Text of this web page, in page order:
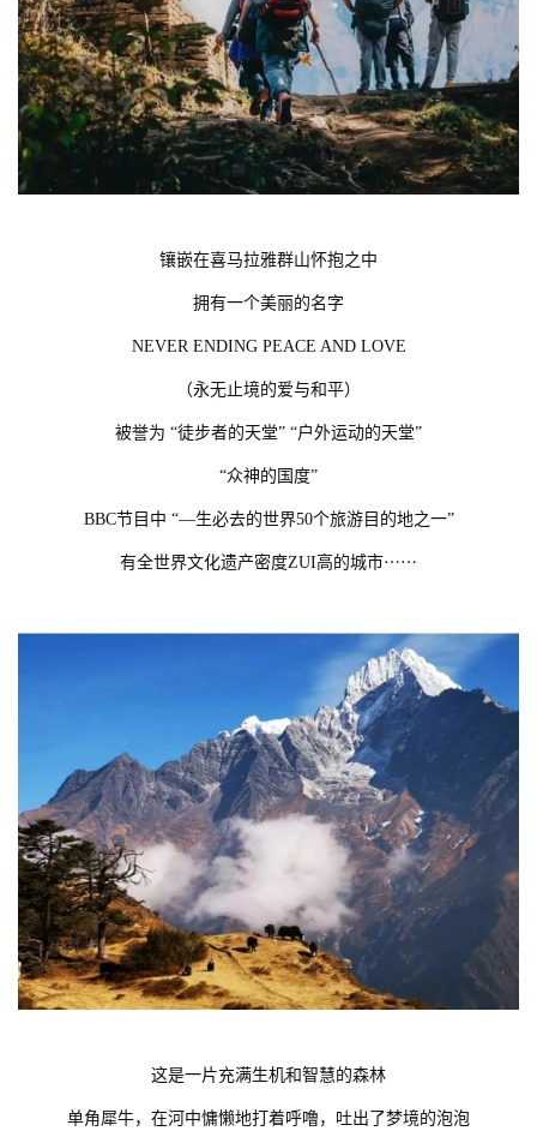
镶嵌在喜马拉雅群山怀抱之中
拥有一个美丽的名字
NEVER ENDING PEACE AND LOVE
（永无止境的爱与和平）
被誉为 “徒步者的天堂” “户外运动的天堂”
“众神的国度”
BBC节目中 “—生必去的世界50个旅游目的地之一”
有全世界文化遗产密度ZUI高的城市⋯⋯
这是一片充满生机和智慧的森林
单角犀牛，在河中慵懒地打着呼噜，吐出了梦境的泡泡